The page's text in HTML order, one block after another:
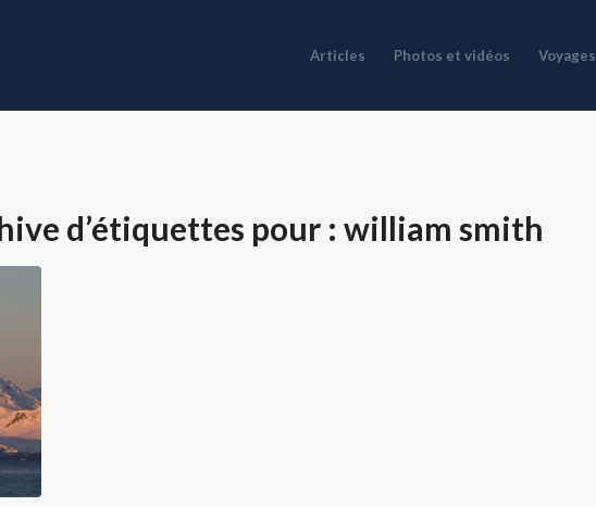
Articles Photos et vidéos Voyages
d’étiquettes pour : william smith